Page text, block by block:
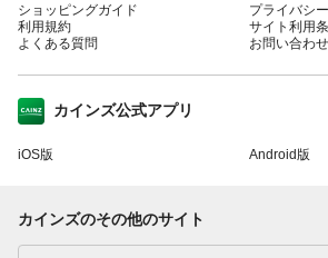
ショッピングガイド
利用規約
よくある質問
プライバシ
サイト利用
お問い合わせ
カインズ公式アプリ
iOS版 Android版
カインズのその他のサイト